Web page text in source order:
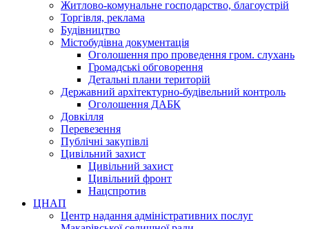
Житлово-комунальне господарство, благоустрій
Торгівля, реклама
Будівництво
Містобудівна документація
Оголошення про проведення гром. слухань
Громадські обговорення
Детальні плани територій
Державний архітектурно-будівельний контроль
Оголошення ДАБК
Довкілля
Перевезення
Публічні закупівлі
Цивільний захист
Цивільний захист
Цивільний фронт
Нацспротив
ЦНАП
Центр надання адміністративних послуг